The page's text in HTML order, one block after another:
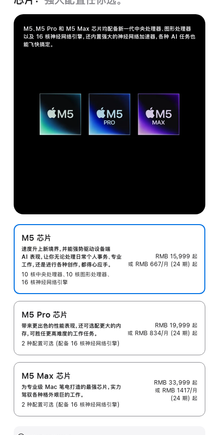
M5、M5 Pro 和 M5 Max 芯片均配备新一代中央处理器、图形处理器
以及 16 核神经网络引擎，还内置强大的神经网络加速器，各种 AI 任务也
能飞快搞定。
M5 芯片
速度升上新境界，并能强势驱动设备端
AI 表现，让你无论处理日常个人事务、专业
工作，还是进行各种创作，都得心应手。
10 核中央处理器、10 核图形处理器、
16 核神经网络引擎
RMB 15,999 起
或 RMB 667/月 (24 期) 起
M5 Pro 芯片
带来更出色的性能表现，还可选配更大的内
存，可胜任更高难度的工作任务。
2 种配置可选 (配备 16 核神经网络引擎)
RMB 19,999 起
或 RMB 834/月 (24 期) 起
M5 Max 芯片
为专业级 Mac 笔电打造的最强芯片，实力
驾驭各种格外艰巨的工作。
2 种配置可选 (配备 16 核神经网络引擎)
RMB 33,999 起
或 RMB 1417/月
(24 期) 起